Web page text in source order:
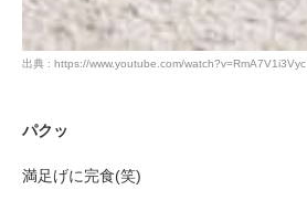
出典 : https://www.youtube.com/watch?v=RmA7V1i3Vyc
パクッ
満足げに完食(笑)